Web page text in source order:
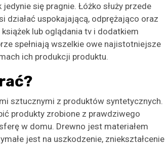
się pragnie. Łóżko służy przede
uspokajającą, odprężająco oraz
lub oglądania tv i dodatkiem
spełniają wszelkie owe najistotniejsze
ich produkcji produktu.
sztucznymi z produktów syntetycznych.
produkty zrobione z prawdziwego
w domu. Drewno jest materiałem
jest na uszkodzenie, zniekształcenie